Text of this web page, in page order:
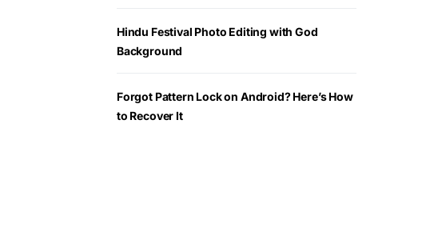
Hindu Festival Photo Editing with God
Background
Forgot Pattern Lock on Android? Here’s How
to Recover It